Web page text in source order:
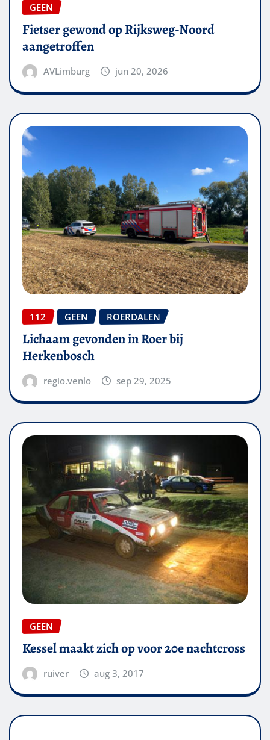
GEEN
Fietser gewond op Rijksweg-Noord
aangetroffen
AVLimburg jun 20, 2026
112 GEEN ROERDALEN
Lichaam gevonden in Roer bij
Herkenbosch
regio.venlo sep 29, 2025
GEEN
Kessel maakt zich op voor 20e nachtcross
ruiver aug 3, 2017